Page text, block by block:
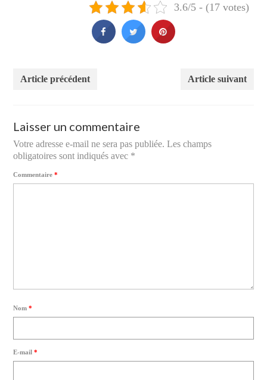
3.6/5 - (17 votes)
Article précédent Article suivant
Laisser un commentaire
Votre adresse e-mail ne sera pas publiée. Les champs
obligatoires sont indiqués avec *
Commentaire*
Nom*
E-mail*